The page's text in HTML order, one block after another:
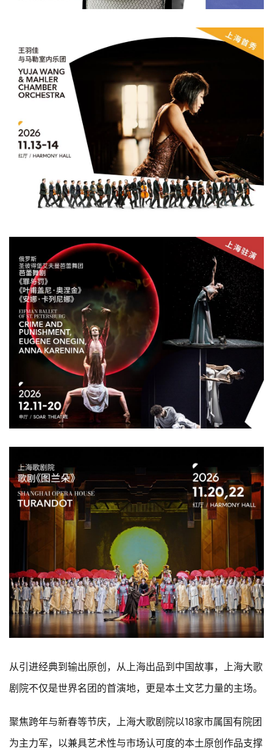
从引进经典到输出原创，从上海出品到中国故事，上海大歌
剧院不仅是世界名团的首演地，更是本土文艺力量的主场。
聚焦跨年与新春等节庆，上海大歌剧院以18家市属国有院团
为主力军，以兼具艺术性与市场认可度的本土原创作品支撑